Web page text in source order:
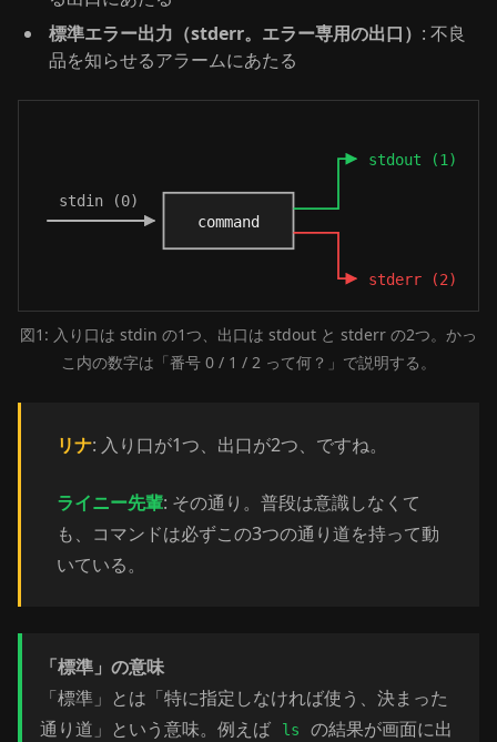
標準エラー出力（stderr。エラー専用の出口） : 不良
品を知らせるアラームにあたる
図1: 入り口は stdin の1つ、出口は stdout と stderr の2つ。かっ
こ内の数字は「番号 0 / 1 / 2 って何？」で説明する。
リナ: 入り口が1つ、出口が2つ、ですね。
ライニー先輩: その通り。普段は意識しなくて
も、コマンドは必ずこの3つの通り道を持って動
いている。
「標準」の意味
「標準」とは「特に指定しなければ使う、決まった
通り道」という意味。例えば
ls
の結果が画面に出